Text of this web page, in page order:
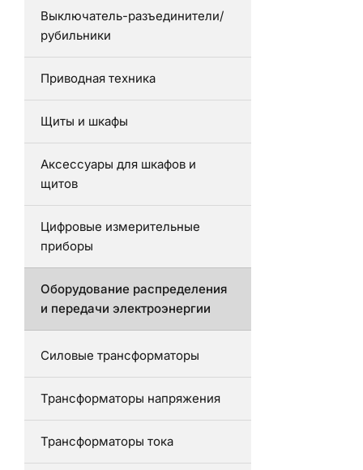
Выключатель-разъединители/
рубильники
Приводная техника
Щиты и шкафы
Аксессуары для шкафов и
щитов
Цифровые измерительные
приборы
Оборудование распределения
и передачи электроэнергии
Силовые трансформаторы
Трансформаторы напряжения
Трансформаторы тока